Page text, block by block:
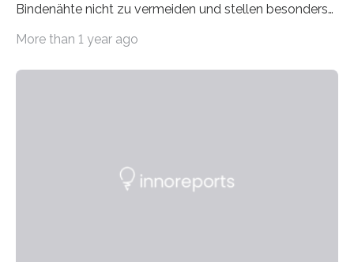
Bindenähte nicht zu vermeiden und stellen besonders
Matrixmaterials eine große Herausforderung dar.
Durch den verstärkten Einsatz von Rezyklaten
More than 1 year ago